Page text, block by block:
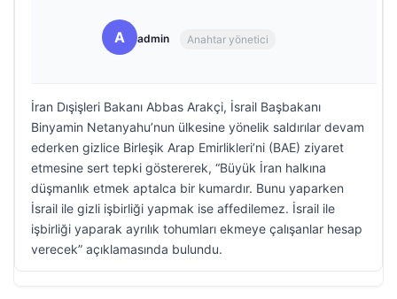
A admin Anahtar yönetici
İran Dışişleri Bakanı Abbas Arakçi, İsrail Başbakanı
Binyamin Netanyahu’nun ülkesine yönelik saldırılar devam
ederken gizlice Birleşik Arap Emirlikleri’ni (BAE) ziyaret
etmesine sert tepki göstererek, “Büyük İran halkına
düşmanlık etmek aptalca bir kumardır. Bunu yaparken
İsrail ile gizli işbirliği yapmak ise affedilemez. İsrail ile
işbirliği yaparak ayrılık tohumları ekmeye çalışanlar hesap
verecek” açıklamasında bulundu.